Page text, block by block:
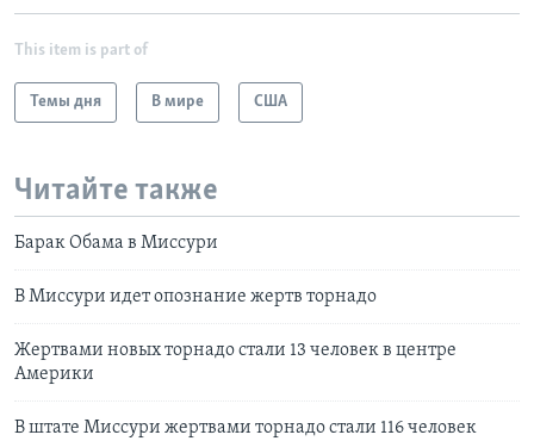
This item is part of
Темы дня В мире США
Читайте также
Барак Обама в Миссури
В Миссури идет опознание жертв торнадо
Жертвами новых торнадо стали 13 человек в центре
Америки
В штате Миссури жертвами торнадо стали 116 человек